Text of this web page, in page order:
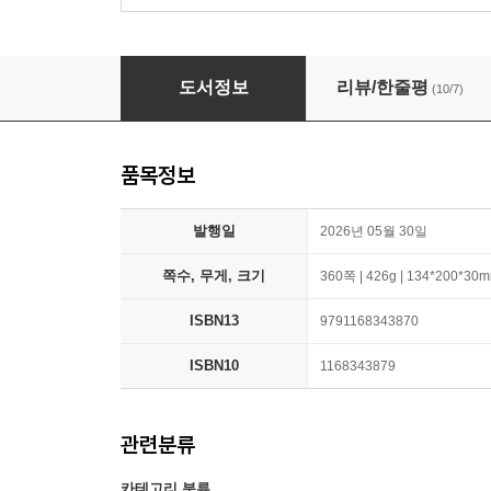
당신을 기다리고 있어
도서정보 리뷰/한줄평 (10/7)
품목정보
발행일 2026년 05월 30일
쪽수, 무게, 크기 360쪽 | 426g |
ISBN13 9791168343870
ISBN10 1168343879
관련분류